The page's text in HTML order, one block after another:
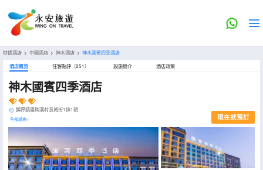
特價酒店 > 中國酒店 > 神木酒店 > 神木國賓四季酒店
酒店概览 住客點評（251） 設施簡介 酒店政策
神木國賓四季酒店
錦界鎮棗稍溝村長城街1排1號
全部設施> 現在就預訂